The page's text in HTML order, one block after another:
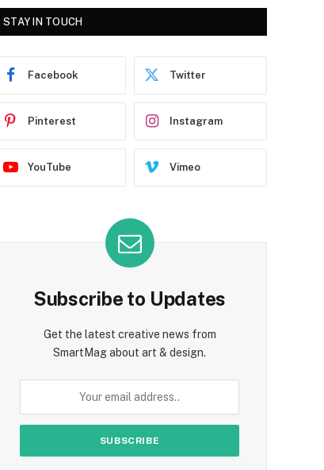
STAY IN TOUCH
Facebook Twitter
Pinterest Instagram
YouTube Vimeo
Subscribe to Updates
Get the latest creative news from
SmartMag about art & design.